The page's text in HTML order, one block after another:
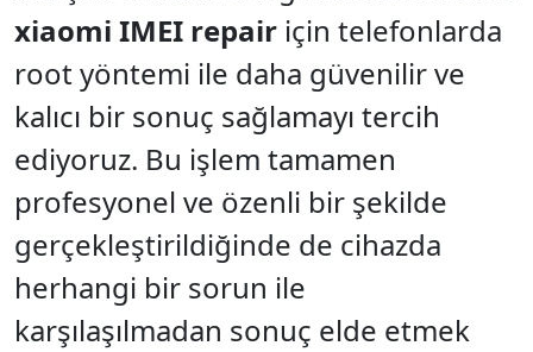
xiaomi IMEI repair için telefonlarda
root yöntemi ile daha güvenilir ve
kalıcı bir sonuç sağlamayı tercih
ediyoruz. Bu işlem tamamen
profesyonel ve özenli bir şekilde
gerçekleştirildiğinde de cihazda
herhangi bir sorun ile
karşılaşılmadan sonuç elde etmek